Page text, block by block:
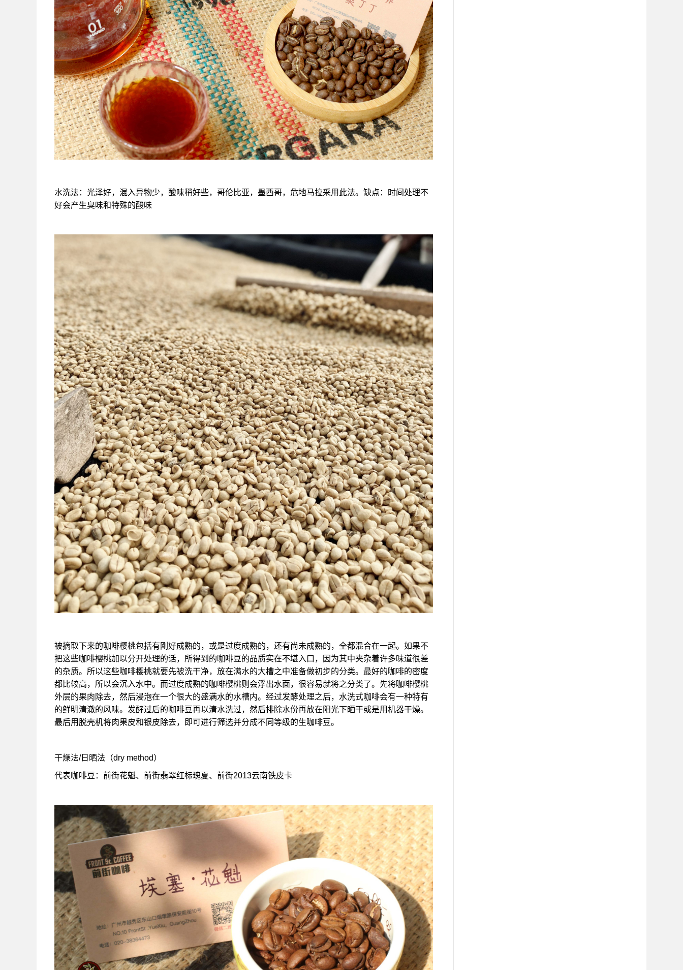
水洗法：光泽好，混入异物少，酸味稍好些，哥伦比亚，墨西哥，危地马拉采用此法。缺点：时间处理不
好会产生臭味和特殊的酸味
被摘取下来的咖啡樱桃包括有刚好成熟的，或是过度成熟的，还有尚未成熟的，全都混合在一起。如果不
把这些咖啡樱桃加以分开处理的话，所得到的咖啡豆的品质实在不堪入口，因为其中夹杂着许多味道很差
的杂质。所以这些咖啡樱桃就要先被洗干净，放在满水的大槽之中准备做初步的分类。最好的咖啡的密度
都比较高，所以会沉入水中。而过度成熟的咖啡樱桃则会浮出水面，很容易就将之分类了。先将咖啡樱桃
外层的果肉除去，然后浸泡在一个很大的盛满水的水槽内。经过发酵处理之后，水洗式咖啡会有一种特有
的鲜明清澈的风味。发酵过后的咖啡豆再以清水洗过，然后排除水份再放在阳光下晒干或是用机器干燥。
最后用脱壳机将肉果皮和银皮除去，即可进行筛选并分成不同等级的生咖啡豆。
干燥法/日晒法（dry method）
代表咖啡豆：前街花魁、前街翡翠红标瑰夏、前街2013云南铁皮卡